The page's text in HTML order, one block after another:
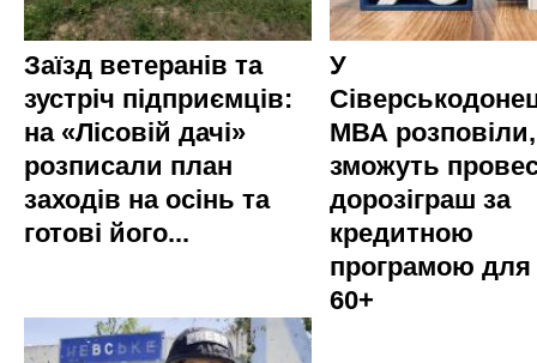
Заїзд ветеранів та
зустріч підприємців:
на «Лісовій дачі»
розписали план
заходів на осінь та
готові його...
У
МВА
зможуть
дорозіграш за
кредитною
програмою
60+